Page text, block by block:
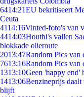
6414:21EU bekritiseert
Ceuta
4114:16Vinted-foto's van
4414:03Houthi's vallen
blokkade olieroute
2013:47Random Pics van
7613:16Random Pics van
1313:10Geen 'happy end'
1413:06Benzineprijs daalt
blijft